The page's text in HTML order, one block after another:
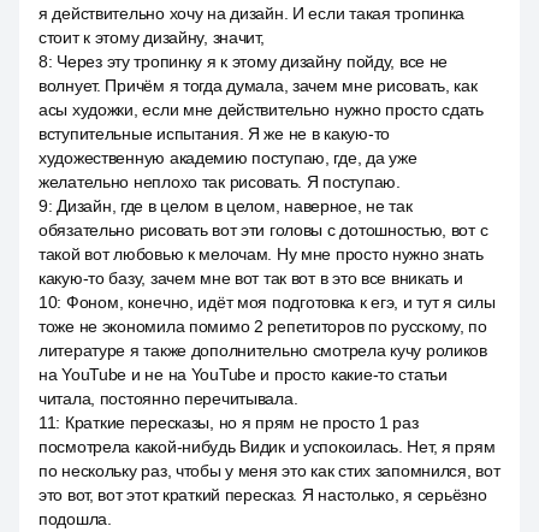
я действительно хочу на дизайн. И если такая тропинка
стоит к этому дизайну, значит,
8: Через эту тропинку я к этому дизайну пойду, все не
волнует. Причём я тогда думала, зачем мне рисовать, как
асы художки, если мне действительно нужно просто сдать
вступительные испытания. Я же не в какую-то
художественную академию поступаю, где, да уже
желательно неплохо так рисовать. Я поступаю.
9: Дизайн, где в целом в целом, наверное, не так
обязательно рисовать вот эти головы с дотошностью, вот с
такой вот любовью к мелочам. Ну мне просто нужно знать
какую-то базу, зачем мне вот так вот в это все вникать и
10: Фоном, конечно, идёт моя подготовка к егэ, и тут я силы
тоже не экономила помимо 2 репетиторов по русскому, по
литературе я также дополнительно смотрела кучу роликов
на YouTube и не на YouTube и просто какие-то статьи
читала, постоянно перечитывала.
11: Краткие пересказы, но я прям не просто 1 раз
посмотрела какой-нибудь Видик и успокоилась. Нет, я прям
по нескольку раз, чтобы у меня это как стих запомнился, вот
это вот, вот этот краткий пересказ. Я настолько, я серьёзно
подошла.